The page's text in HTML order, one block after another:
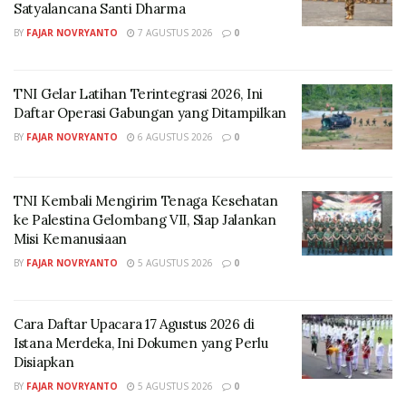
Asisten Deputi TJSL Kementerian BUMN, Edi Eko
Cahyono; VP CSR & SMEPP Management PT Pertamina
Hermansyah Y. Nasroen, dan manajemen Kilang
Cilacap.
(Foto: dok. PT Kilang Pertamina Internasional (KPI)
Hermansyah menjelaskan produk-produk hasil daur
ulang dipasarkan melalui Warung Sampah Abhipraya
Satyalancana Santi Dharma
BY FAJAR NOVRYANTO 7 AGUSTUS 2026 0
TNI Gelar Latihan Terintegrasi 2026, Ini
Daftar Operasi Gabungan yang Ditampilkan
BY FAJAR NOVRYANTO 6 AGUSTUS 2026 0
TNI Kembali Mengirim Tenaga Kesehatan
ke Palestina Gelombang VII, Siap Jalankan
Misi Kemanusiaan
BY FAJAR NOVRYANTO 5 AGUSTUS 2026 0
Cara Daftar Upacara 17 Agustus 2026 di
Istana Merdeka, Ini Dokumen yang Perlu
Disiapkan
BY FAJAR NOVRYANTO 5 AGUSTUS 2026 0